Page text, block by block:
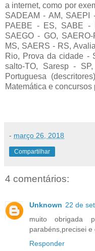
a internet, como por
SADEAM - AM,
PAEBE - ES, SABE -
SAEGO - GO,
MS, SAERS - RS,
Rio, Prova da cidade -
salto-TO, Saresp -
Portuguesa
Matemática e
- março 26, 2018
Compartilhar
4 comentários:
Unknown 22 de
muito obrigada
parabéns,precisei
Responder